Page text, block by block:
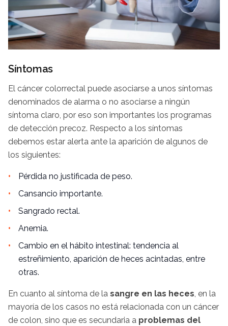
Síntomas
El cáncer colorrectal puede asociarse a unos síntomas
denominados de alarma o no asociarse a ningún
síntoma claro, por eso son importantes los programas
de detección precoz. Respecto a los síntomas
debemos estar alerta ante la aparición de algunos de
los siguientes:
Pérdida no justificada de peso.
Cansancio importante.
Sangrado rectal.
Anemia.
Cambio en el hábito intestinal: tendencia al
estreñimiento, aparición de heces acintadas, entre
otras.
En cuanto al síntoma de la sangre en las heces, en la
mayoría de los casos no está relacionada con un cáncer
de colon, sino que es secundaria a problemas del